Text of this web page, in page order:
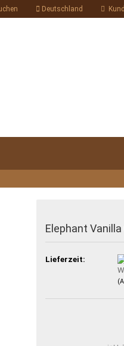
Deutschland
Elephant Vanilla
Lieferzeit: